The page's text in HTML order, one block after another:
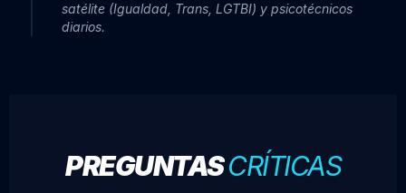
satélite (Igualdad, Trans, LGTBI) y psicotécnicos
diarios.
PREGUNTASCRÍTICAS